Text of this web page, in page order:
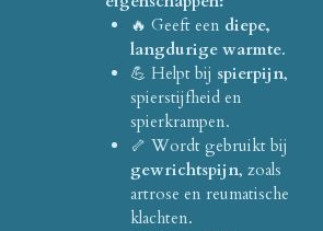
🔥 Geeft een diepe,
langdurige warmte.
💪 Helpt bij spierpijn,
spierstijfheid en
spierkrampen.
🦴 Wordt gebruikt bij
gewrichtspijn, zoals
artrose en reumatische
klachten.